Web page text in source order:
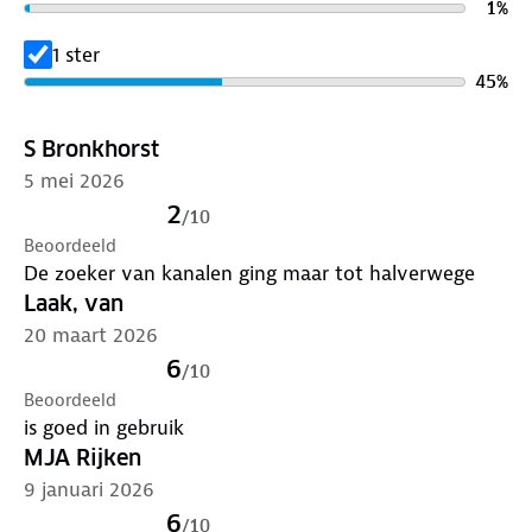
(18 x 12 x 6 cm).
-Gemaakt van ABS-kunststof.
handleiding.
Merk: NOODRADIO®
Toepassing: noodradio, zaklamp, powerbank
Voeding: Zonnepaneel, handslinger, USB-C
Accu: 2000 mAh
FM-bereik: 64 – 108 MHz
Gewicht: 0,42 kg
Afmetingen: 18 × 12 × 6 cm
Materiaal: ABS-kunststof
1%
1 ster
45%
S Bronkhorst
5 mei 2026
2/10
Beoordeeld
De zoeker van kanalen ging maar tot halverwege
Laak, van
20 maart 2026
6/10
Beoordeeld
is goed in gebruik
MJA Rijken
9 januari 2026
6/10